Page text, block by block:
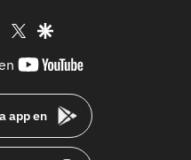
instagram
twittergoogle
youtube-
app en